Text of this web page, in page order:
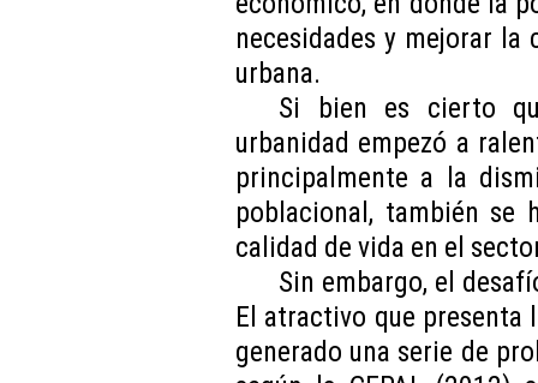
necesidades y mejorar
urbana.
Si bien es cierto
urbanidad empezó a
principalmente a la
poblacional, también se
calidad de vida en el
Sin embargo, el
El atractivo que presenta
generado una serie de